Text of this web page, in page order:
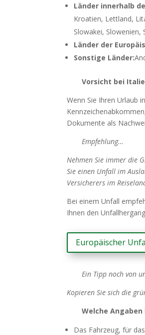
Länder innerhalb
Kroatien, Lettland,
Slowakei, Slowenien,
Länder der
Sonstige Länder:
Vorsicht bei
Wenn Sie Ihren Urlaub
Dokumente als
Empfehlung…
Nehmen Sie immer die
Sie einen Unfall im
Versicherers im
Bei einem Unfall
Ihnen den
Europäischer
Ein Tipp noch von
Kopieren Sie sich die
Welche
Das Fahrzeug, für